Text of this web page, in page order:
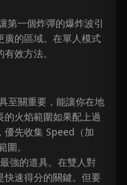
第一個炸彈的爆炸波引
廣的區域。在單人模式
效方法。
至關重要，能讓你在地
火焰範圍如果配上過
優先收集 Speed（加
。
強的道具。在雙人對
快速得分的關鍵。但要